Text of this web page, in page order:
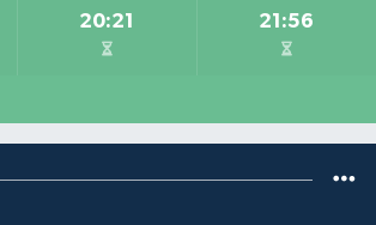
20:21 21:56